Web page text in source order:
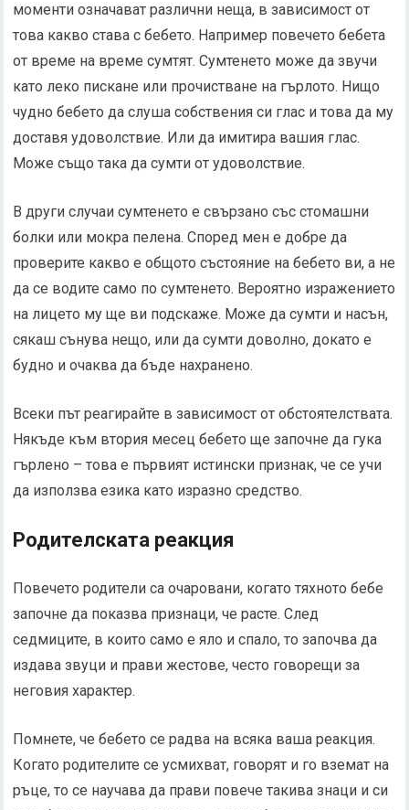
моменти означават различни неща, в зависимост от
това какво става с бебето. Например повечето бебета
от време на време сумтят. Сумтенето може да звучи
като леко пискане или прочистване на гърлото. Нищо
чудно бебето да слуша собствения си глас и това да му
доставя удоволствие. Или да имитира вашия глас.
Може също така да сумти от удоволствие.
В други случаи сумтенето е свързано със стомашни
болки или мокра пелена. Според мен е добре да
проверите какво е общото състояние на бебето ви, а не
да се водите само по сумтенето. Вероятно изражението
на лицето му ще ви подскаже. Може да сумти и насън,
сякаш сънува нещо, или да сумти доволно, докато е
будно и очаква да бъде нахранено.
Всеки път реагирайте в зависимост от обстоятелствата.
Някъде към втория месец бебето ще започне да гука
гърлено – това е първият истински признак, че се учи
да използва езика като изразно средство.
Родителската реакция
Повечето родители са очаровани, когато тяхното бебе
започне да показва признаци, че расте. След
седмиците, в които само е яло и спало, то започва да
издава звуци и прави жестове, често говорещи за
неговия характер.
Помнете, че бебето се радва на всяка ваша реакция.
Когато родителите се усмихват, говорят и го вземат на
ръце, то се научава да прави повече такива знаци и си